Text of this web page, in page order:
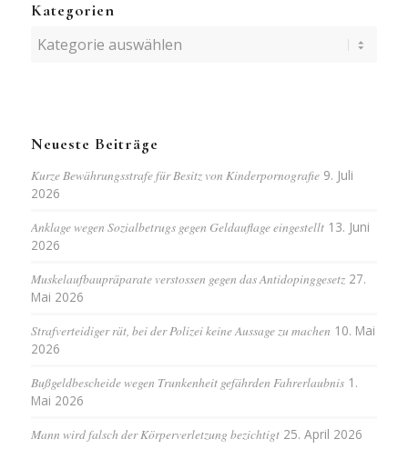
Kategorien
Kategorien
Neueste Beiträge
Kurze Bewährungsstrafe für Besitz von Kinderpornografie 9. Juli
2026
Anklage wegen Sozialbetrugs gegen Geldauflage eingestellt 13. Juni
2026
Muskelaufbaupräparate verstossen gegen das Antidopinggesetz 27.
Mai 2026
Strafverteidiger rät, bei der Polizei keine Aussage zu machen 10. Mai
2026
Bußgeldbescheide wegen Trunkenheit gefährden Fahrerlaubnis 1.
Mai 2026
Mann wird falsch der Körperverletzung bezichtigt 25. April 2026